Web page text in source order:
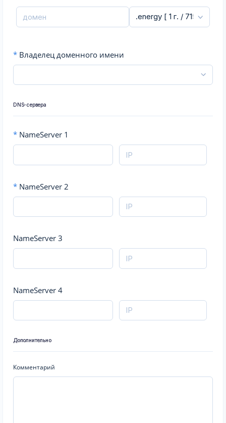
* Владелец доменного имени
DNS-сервера
* NameServer 1
* NameServer 2
NameServer 3
NameServer 4
Дополнительно
Комментарий